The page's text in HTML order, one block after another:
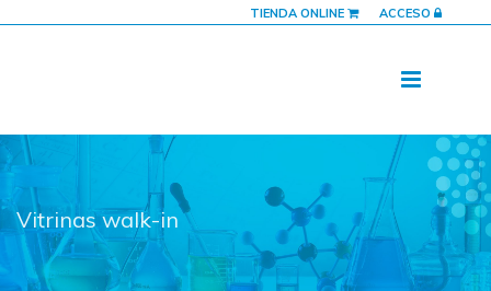
TIENDA ONLINE ACCESO
Vitrinas walk-in